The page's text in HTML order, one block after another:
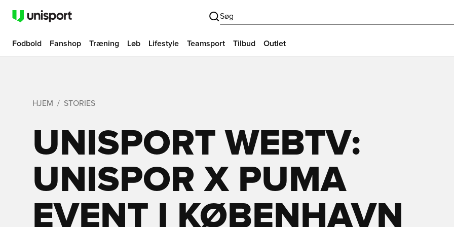
Søg
Fodbold Fanshop Træning Løb Lifestyle Teamsport Tilbud Outlet
HJEM STORIES
UNISPORT WEBTV:
UNISPOR X PUMA
EVENT I KØBENHAVN